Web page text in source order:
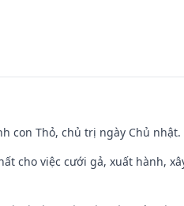
con Thỏ, chủ trị ngày Chủ nhật.
cho việc cưới gả, xuất hành,